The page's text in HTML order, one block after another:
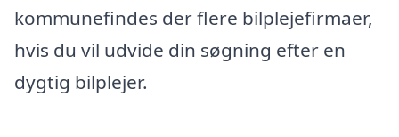
kommunefindes der flere bilplejefirmaer,
hvis du vil udvide din søgning efter en
dygtig bilplejer.